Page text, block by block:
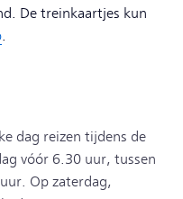
De treinkaartjes kun
.
dag reizen tijdens de
vóór 6.30 uur, tussen
Op zaterdag,